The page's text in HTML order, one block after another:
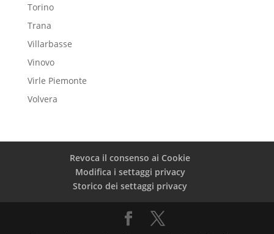
Torino
Trana
Villarbasse
Vinovo
Virle Piemonte
Volvera
Revoca il consenso ai Cookie
Modifica i settaggi privacy
Storico dei settaggi privacy